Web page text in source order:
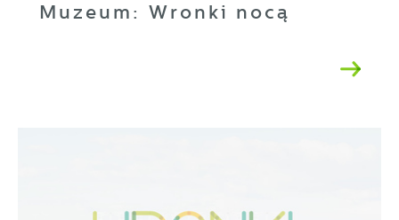
Muzeum: Wronki nocą